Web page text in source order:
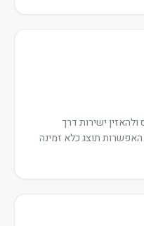
ישירות דרך
תוצג כלא זמינה